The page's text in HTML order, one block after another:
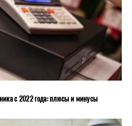
с 2022 года: плюсы и минусы